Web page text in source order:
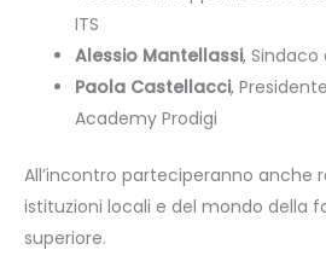
ITS
Alessio Mantellassi, Sindaco
Paola Castellacci,
Academy Prodigi
All’incontro parteciperanno anche
istituzioni locali e del mondo della
superiore.